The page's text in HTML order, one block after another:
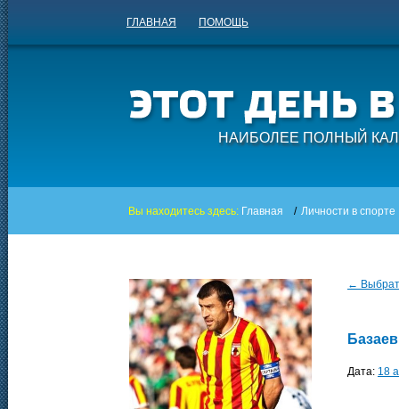
ГЛАВНАЯ ПОМОЩЬ
НАИБОЛЕЕ ПОЛНЫЙ
Вы находитесь здесь: Главная / Личности в спорте
←
Дата: 18